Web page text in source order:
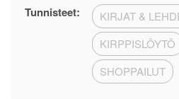
Tunnisteet:
KIRJAT &
KIRPPISLÖYTÖ
SHOPPAILUT